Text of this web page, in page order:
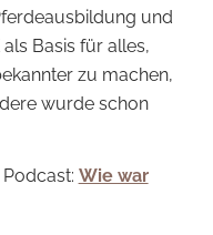
und
Basis für alles,
zu machen,
wurde schon
Wie war